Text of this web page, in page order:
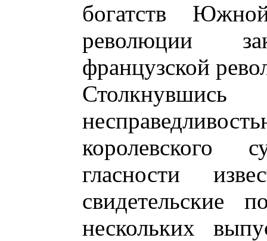
богатств
революции
французской
королевского
гласности
свидетельские
нескольких